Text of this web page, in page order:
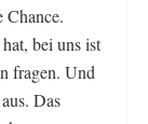
Chance.
bei uns ist
fragen. Und
Das